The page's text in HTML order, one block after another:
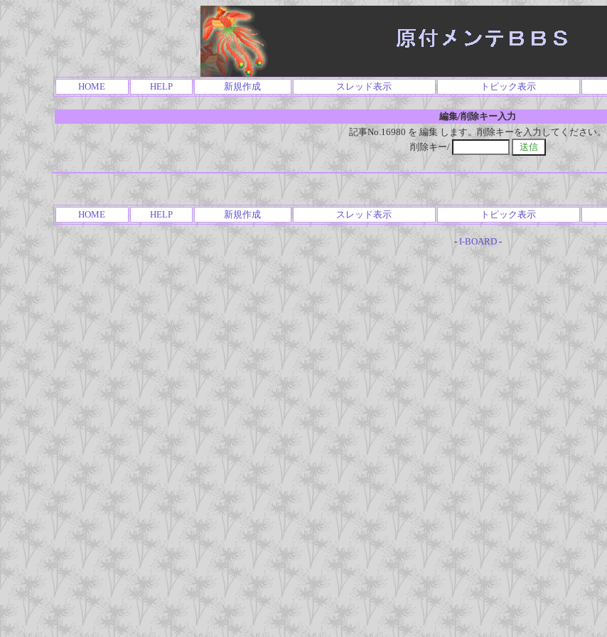
HOME HELP 新規作成 スレッド表示 トピック表示
編集/削除キー入力
記事No.16980 を 編集 します。削除キーを入力してください。
削除キー/
HOME HELP 新規作成 スレッド表示 トピック表示
- I-BOARD-